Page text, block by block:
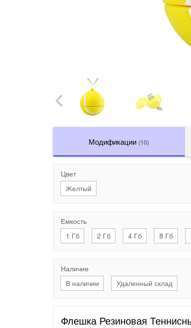
Модификации (10)
Цвет
Желтый
Емкость
1 Гб
2 Гб 4 Гб 8 Гб
Наличие
В наличии
Удаленный склад
Флешка Резиновая